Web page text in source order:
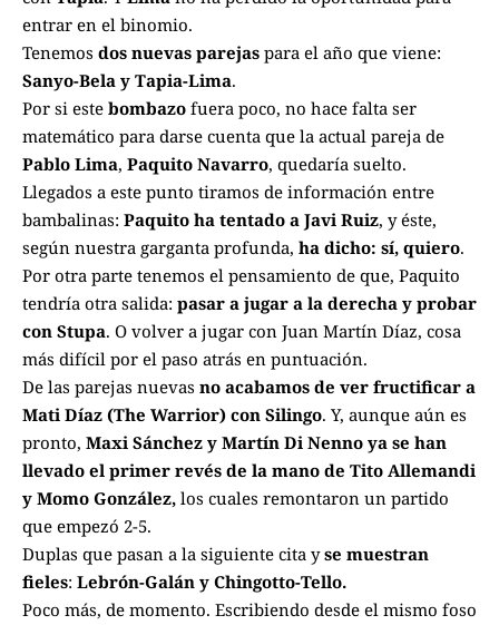
entrar en el binomio.
Tenemos dos nuevas parejas para el año que viene:
Sanyo-Bela y Tapia-Lima.
Por si este bombazo fuera poco, no hace falta ser
matemático para darse cuenta que la actual pareja de
Pablo Lima, Paquito Navarro, quedaría suelto.
Llegados a este punto tiramos de información entre
bambalinas: Paquito ha tentado a Javi Ruiz, y éste,
según nuestra garganta profunda, ha dicho: sí, quiero.
Por otra parte tenemos el pensamiento de que, Paquito
tendría otra salida: pasar a jugar a la derecha y probar
con Stupa. O volver a jugar con Juan Martín Díaz, cosa
más difícil por el paso atrás en puntuación.
De las parejas nuevas no acabamos de ver fructificar a
Mati Díaz (The Warrior) con Silingo. Y, aunque aún es
pronto, Maxi Sánchez y Martín Di Nenno ya se han
llevado el primer revés de la mano de Tito Allemandi
y Momo González, los cuales remontaron un partido
que empezó 2-5.
Duplas que pasan a la siguiente cita yse muestran
fieles: Lebrón-Galán y Chingotto-Tello.
Poco más, de momento. Escribiendo desde el mismo foso